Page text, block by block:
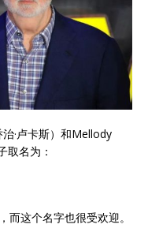
·卢卡斯）和Mellody
取名为：
而这个名字也很受欢迎。